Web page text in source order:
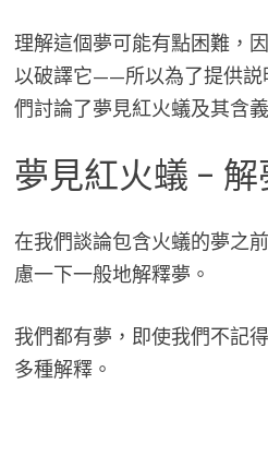
理解這個夢可能有點困難，
以破譯它——所以為了提供説
們討論了夢見紅火蟻及其含義
夢見紅火蟻 – 解
在我們談論包含火蟻的夢之
慮一下一般地解釋夢。
我們都有夢，即使我們不記
多種解釋。